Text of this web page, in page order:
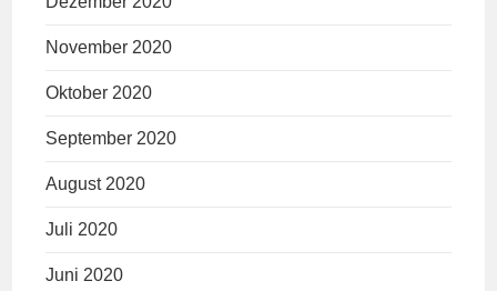
November 2020
Oktober 2020
September 2020
August 2020
Juli 2020
Juni 2020